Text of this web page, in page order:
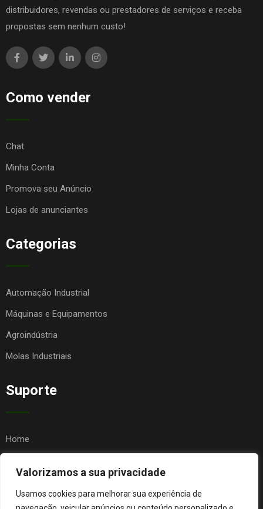
Valorizamos a sua privacidade
Usamos cookies para melhorar sua experiência de
distribuidores, revendas ou prestadores de serviços e receba
propostas sem nenhum custo!
Como vender
Chat
Minha Conta
Promova seu Anúncio
Lojas de anunciantes
Categorias
Automação Industrial
Máquinas e Equipamentos
Agroindústria
Molas Industriais
Suporte
Home